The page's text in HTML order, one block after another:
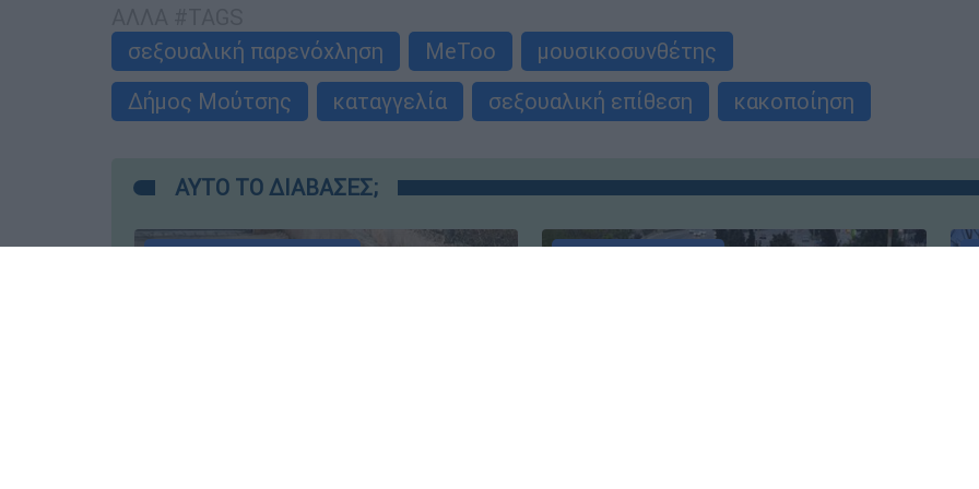
σεξουαλική παρενόχληση
MeToo
μουσικοσυνθέτης
Δήμος Μούτσης
καταγγελία σεξουαλική επίθεση κακοποίηση
ΑΥΤΟ ΤΟ ΔΙΑΒΑΣΕΣ;